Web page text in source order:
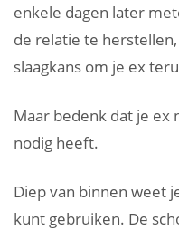
enkele dagen later
de relatie te
slaagkans om je ex
Maar bedenk dat je ex
nodig heeft.
Diep van binnen weet
kunt gebruiken. De